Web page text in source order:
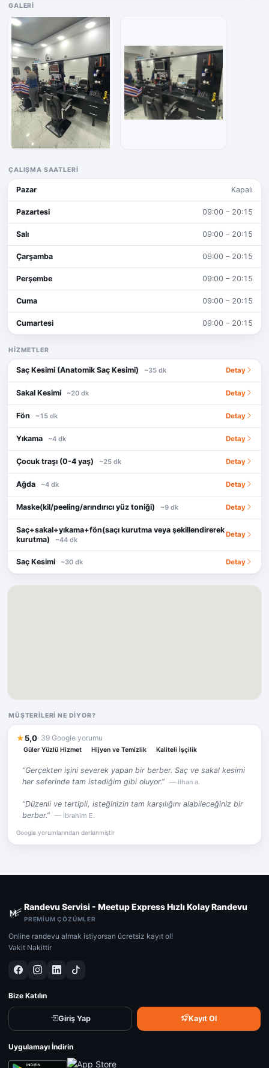
GALERI
ÇALIŞMA SAATLERI
Pazar Kapalı
Pazartesi 09:00 – 20:15
Salı 09:00 – 20:15
Çarşamba 09:00 – 20:15
Perşembe 09:00 – 20:15
Cuma 09:00 – 20:15
Cumartesi 09:00 – 20:15
HIZMETLER
Saç Kesimi (Anatomik Saç Kesimi) ~35 dk Detay
Sakal Kesimi ~20 dk Detay
Fön ~15 dk Detay
Yıkama ~4 dk Detay
Çocuk traşı (0-4 yaş) ~25 dk Detay
Ağda ~4 dk Detay
Maske(kil/peeling/arındırıcı yüz toniği) ~9 dk Detay
Saç+sakal+yıkama+fön(saçı kurutma veya şekillendirerek
kurutma)
~44 dk
Detay
Saç Kesimi ~30 dk Detay
MÜŞTERILERI NE DIYOR?
★5,0· 39 Google yorumu
Güler Yüzlü Hizmet Hijyen ve Temizlik Kaliteli İşçilik
“Gerçekten işini severek yapan bir berber. Saç ve sakal kesimi
her seferinde tam istediğim gibi oluyor.” — ilhan a.
“Düzenli ve tertipli, isteğinizin tam karşılığını alabileceğiniz bir
berber.” — İbrahim E.
Google yorumlarından derlenmiştir
Randevu Servisi - Meetup Express Hızlı Kolay Randevu
PREMIUM ÇÖZÜMLER
Online randevu almak istiyorsan ücretsiz kayıt ol!
Vakit Nakittir
Bize Katılın
Giriş Yap Kayıt Ol
Uygulamayı İndirin